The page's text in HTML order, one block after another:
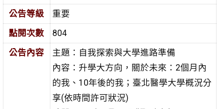
公告等級
重要
點閱次數
804
公告內容
主題：自我探索與大學進路準備
內容：升學大方向，關於未來：2個月內
的我、10年後的我；臺北醫學大學概況分
享(依時間許可狀況)